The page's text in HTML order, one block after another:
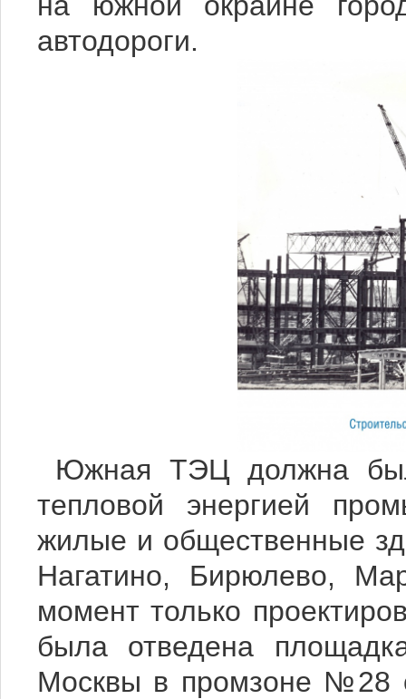
автодороги.
Южная ТЭЦ должна
тепловой энергией
жилые и общественные
Нагатино, Бирюлево,
момент только
была отведена
Москвы в промзоне №28